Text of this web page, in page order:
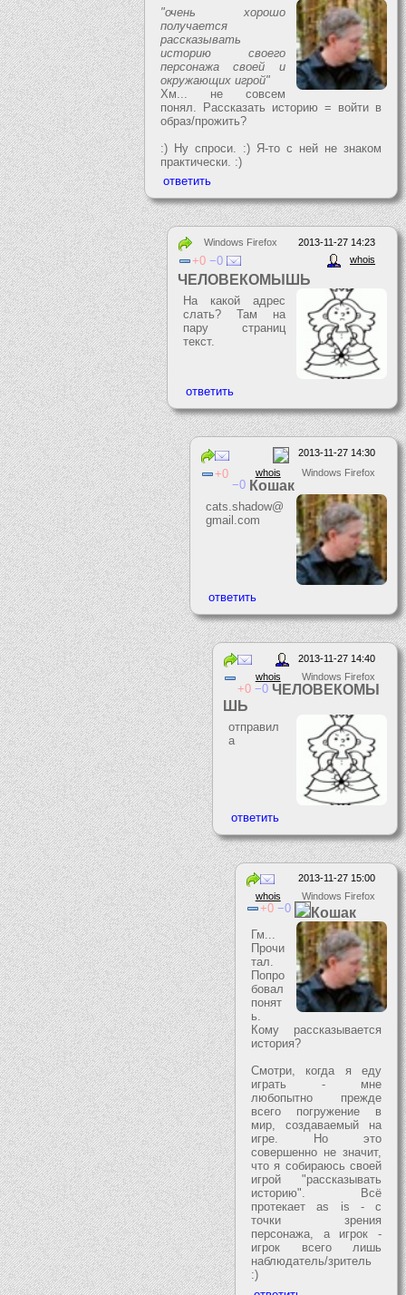
"очень хорошо
получается
рассказывать
историю своего
персонажа своей и
окружающих игрой"
Хм... не совсем
понял. Рассказать историю = войти в
образ/прожить?
:) Ну спроси. :) Я-то с ней не знаком
практически. :)
2013-11-27 14:23
Windows Firefox
whois
0 0
ЧЕЛОВЕКОМЫШЬ
На какой адрес
слать? Там на
пару страниц
текст.
2013-11-27 14:30
Windows Firefox
whois
0
0 Кошак
cats.shadow@
gmail.com
2013-11-27 14:40
Windows Firefox
whois
0 0 ЧЕЛОВЕКОМЫ
ШЬ
отправил
а
2013-11-27 15:00
Windows Firefox
whois
0 0 Кошак
Гм...
Прочи
тал.
Попро
бовал
понят
ь.
Кому рассказывается
история?
Смотри, когда я еду
играть - мне
любопытно прежде
всего погружение в
мир, создаваемый на
игре. Но это
совершенно не значит,
что я собираюсь своей
игрой "рассказывать
историю". Всё
протекает as is - с
точки зрения
персонажа, а игрок -
игрок всего лишь
наблюдатель/зритель
:)